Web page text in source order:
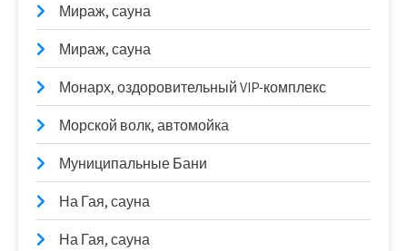
Мираж, сауна
Мираж, сауна
Монарх, оздоровительный VIP-комплекс
Морской волк, автомойка
Муниципальные Бани
На Гая, сауна
На Гая, сауна